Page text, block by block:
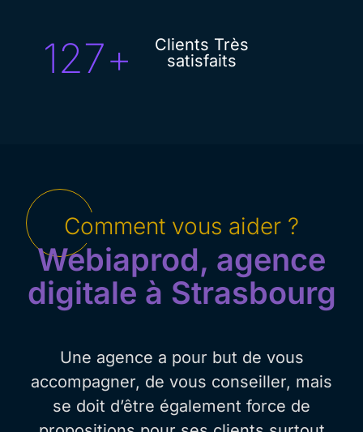
127+
Clients Très
satisfaits
Comment vous aider ?
Webiaprod, agence
digitale à Strasbourg
Une agence a pour but de vous
accompagner, de vous conseiller, mais
se doit d’être également force de